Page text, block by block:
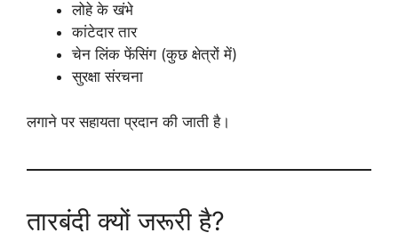
लोहे के खंभे
कांटेदार तार
चेन लिंक फेंसिंग (कुछ क्षेत्रों में)
सुरक्षा संरचना
लगाने पर सहायता प्रदान की जाती है।
तारबंदी क्यों जरूरी है?